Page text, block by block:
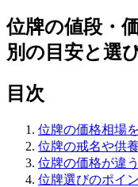
位牌の値段・
別の目安と選
目次
位牌の価格相場
位牌の戒名や供
位牌の価格が違
位牌選びのポイ